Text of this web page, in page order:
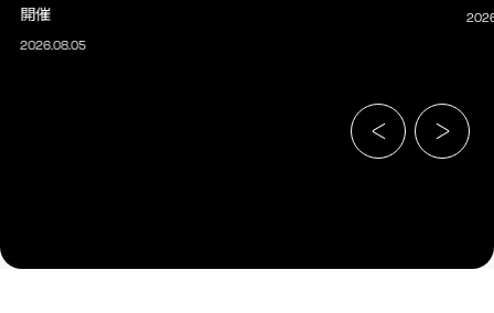
開催
2026.08.05